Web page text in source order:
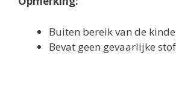
Buiten bereik van de
Bevat geen gevaarlijke